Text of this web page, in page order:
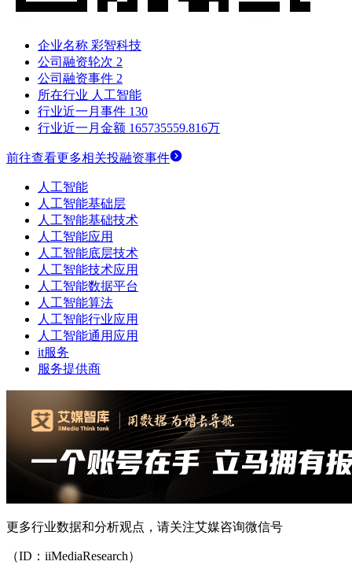
企业名称 彩智科技
公司融资轮次 2
公司融资事件 2
所在行业 人工智能
行业近一月事件 130
行业近一月金额 165735559.816万
前往查看更多相关投融资事件
人工智能
人工智能基础层
人工智能基础技术
人工智能应用
人工智能底层技术
人工智能技术应用
人工智能数据平台
人工智能算法
人工智能行业应用
人工智能通用应用
it服务
服务提供商
更多行业数据和分析观点，请关注艾媒咨询微信号
（ID：iiMediaResearch）